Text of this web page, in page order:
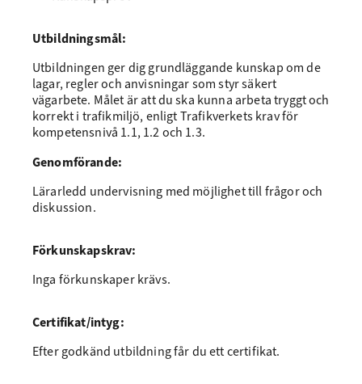
Utbildningsmål:
Utbildningen ger dig grundläggande kunskap om de
lagar, regler och anvisningar som styr säkert
vägarbete. Målet är att du ska kunna arbeta tryggt och
korrekt i trafikmiljö, enligt Trafikverkets krav för
kompetensnivå 1.1, 1.2 och 1.3.
Genomförande:
Lärarledd undervisning med möjlighet till frågor och
diskussion.
Förkunskapskrav:
Inga förkunskaper krävs.
Certifikat/intyg:
Efter godkänd utbildning får du ett certifikat.